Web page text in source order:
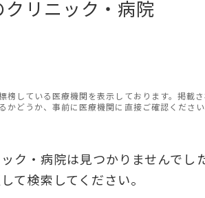
クリニック・病院
している医療機関を表示しております。掲載
どうか、事前に医療機関に直接ご確認ください
ク・病院は見つかりませんでし
て検索してください。